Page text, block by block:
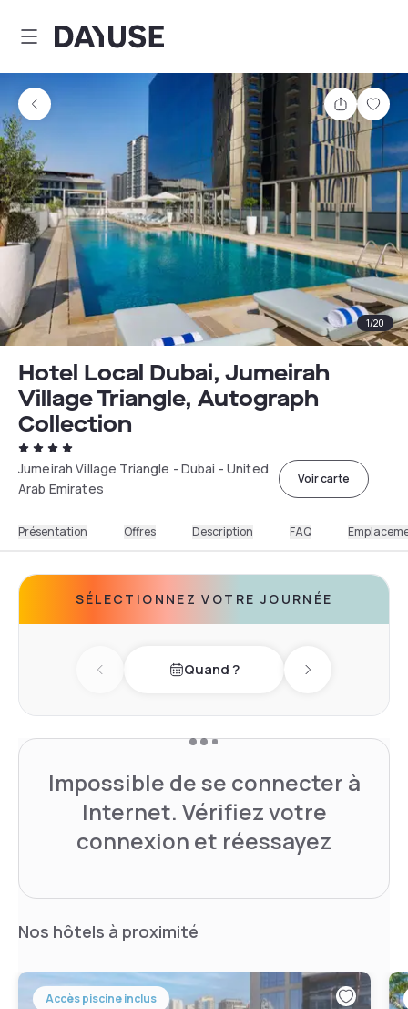
Dayuse
Partager
1/20
Hotel Local Dubai, Jumeirah
Village Triangle, Autograph
Collection
Jumeirah Village Triangle - Dubai - United
Arab Emirates
Voir carte
Présentation Offres Description FAQ
SÉLECTIONNEZ VOTRE JOURNÉE
Previous dayQuand ? Next day
Impossible de se connecter à
Internet. Vérifiez votre
connexion et réessayez
Nos hôtels à proximité
Accès piscine inclus